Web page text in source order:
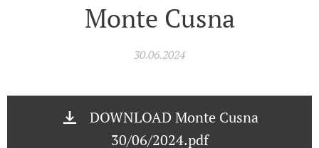
Monte Cusna
30.06.2024
DOWNLOAD Monte Cusna
30/06/2024.pdf